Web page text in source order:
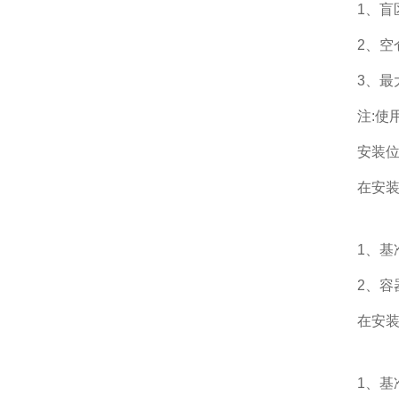
1、盲
2、空
3、最
注:使
安装
在安
1、基
2、容
在安
1、基